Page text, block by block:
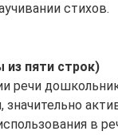
стихов.
из пяти строк)
речи
в